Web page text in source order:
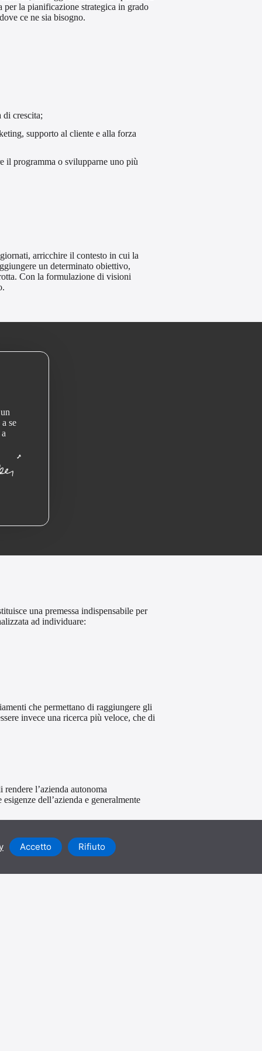
per la pianificazione strategica in grado
ce ne sia bisogno.
crescita;
supporto al cliente e alla forza
il programma o svilupparne uno più
arricchire il contesto in cui la
un determinato obiettivo,
Con la formulazione di visioni
se
una premessa indispensabile per
ad individuare:
che permettano di raggiungere gli
invece una ricerca più veloce, che di
l’azienda autonoma
dell’azienda e generalmente
Accetto Rifiuto